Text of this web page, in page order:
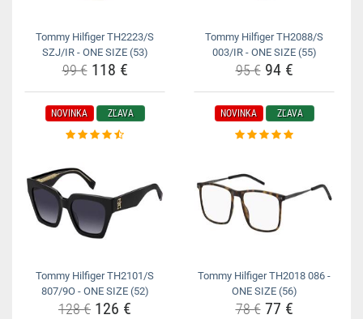
Tommy Hilfiger TH2223/S
SZJ/IR - ONE SIZE (53)
99 €118 €
Tommy Hilfiger TH2088/S
003/IR - ONE SIZE (55)
95 €94 €
NOVINKA ZĽAVA
Tommy Hilfiger TH2101/S
807/9O - ONE SIZE (52)
128 € 126 €
NOVINKA ZĽAVA
Tommy Hilfiger TH2018 086 -
ONE SIZE (56)
78 €77 €